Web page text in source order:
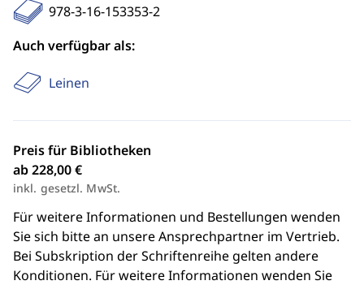
978-3-16-153353-2
Auch verfügbar als:
Leinen
Preis für Bibliotheken
ab 228,00 €
inkl. gesetzl. MwSt.
Für weitere Informationen und Bestellungen wenden
Sie sich bitte an unsere Ansprechpartner im Vertrieb.
Bei Subskription der Schriftenreihe gelten andere
Konditionen. Für weitere Informationen wenden Sie